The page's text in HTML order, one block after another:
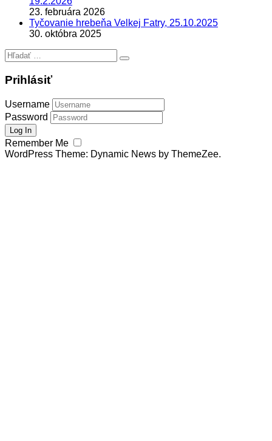
23. februára 2026
Tyčovanie hrebeňa Velkej Fatry, 25.10.2025
30. októbra 2025
Hľadať:
Prihlásiť
Username
Password
Remember Me
WordPress Theme: Dynamic News by ThemeZee.